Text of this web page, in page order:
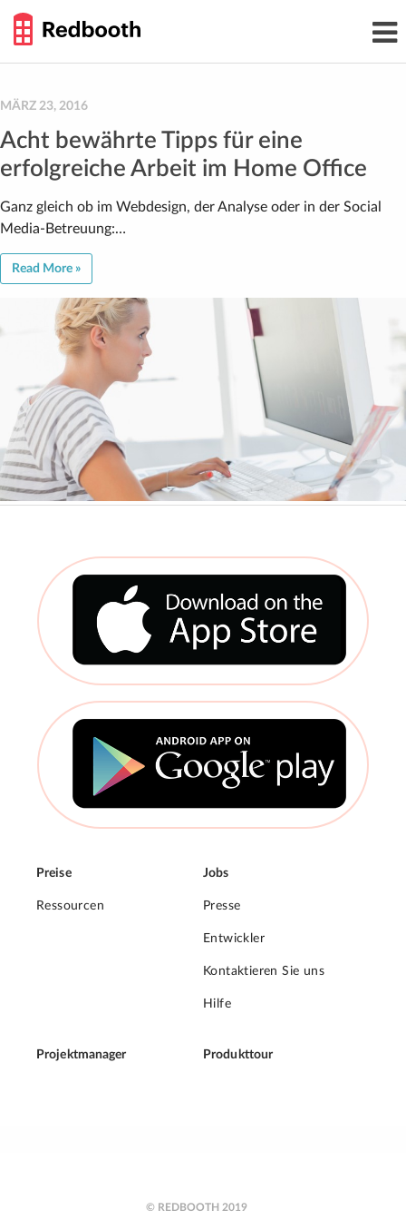
content
GUIDE
MÄRZ 23, 2016
Acht bewährte Tipps für eine
erfolgreiche Arbeit im Home Office
Ganz gleich ob im Webdesign, der Analyse oder in der Social
Media-Betreuung:…
Read More »
Preise
Ressourcen
Jobs
Presse
Entwickler
Kontaktieren Sie uns
Hilfe
Projektmanager Produkttour
© REDBOOTH 2019